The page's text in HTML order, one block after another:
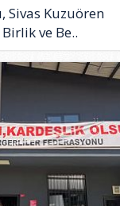
Sivas Kuzuören
ve Be..